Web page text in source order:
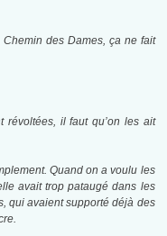
des Dames, ça ne fait
il faut qu’on les ait
Quand on a voulu les
avait trop pataugé dans les
qui avaient supporté déjà des